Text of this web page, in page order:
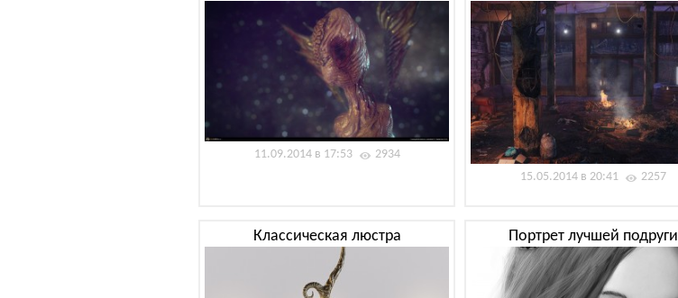
11.09.2014 в 17:53 2934
15.05.2014 в 20:41 2257
Классическая люстра Портрет лучшей подруги